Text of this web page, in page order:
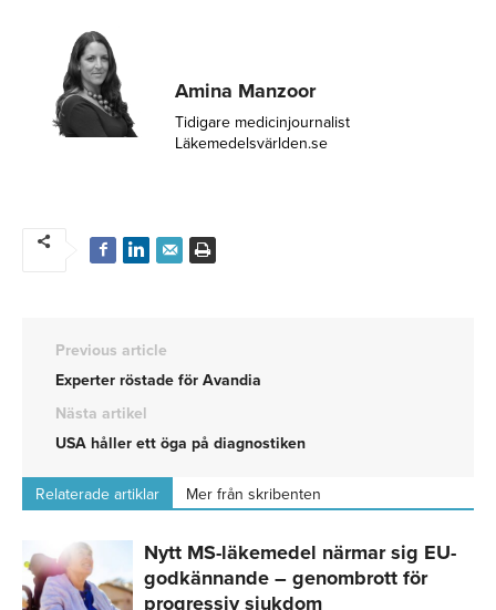
Amina Manzoor
Tidigare medicinjournalist
Läkemedelsvärlden.se
Previous article
Experter röstade för Avandia
Nästa artikel
USA håller ett öga på diagnostiken
Relaterade artiklar Mer från skribenten
Nytt MS-läkemedel närmar sig EU-
godkännande – genombrott för
progressiv sjukdom